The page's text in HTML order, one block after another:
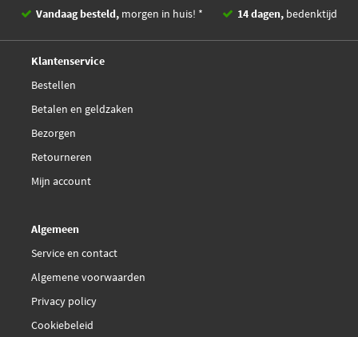
Vandaag besteld, morgen in huis! * 14 dagen, bedenktijd
Klantenservice
Bestellen
Betalen en geldzaken
Bezorgen
Retourneren
Mijn account
Algemeen
Service en contact
Algemene voorwaarden
Privacy policy
Cookiebeleid